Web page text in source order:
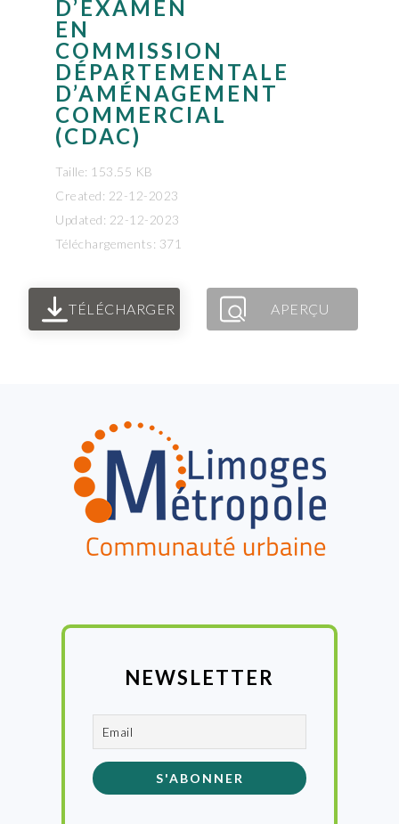
D’EXAMEN
EN
COMMISSION
DÉPARTEMENTALE
D’AMÉNAGEMENT
COMMERCIAL
(CDAC)
Taille: 153.55 KB
Created: 22-12-2023
Updated: 22-12-2023
Téléchargements: 371
TÉLÉCHARGER APERÇU
NEWSLETTER